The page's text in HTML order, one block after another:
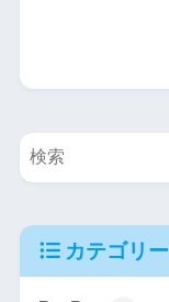
カテゴリー